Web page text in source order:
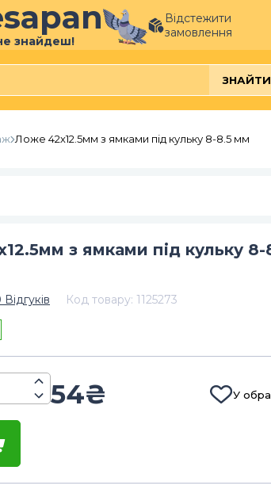
знайдеш!
Відстежити
замовлення
ЗНАЙТИ
Ложе 42х12.5мм з ямками під кульку 8-8.5 мм
з ямками під кульку
Відгуків Код товару: 1125273
54₴ У